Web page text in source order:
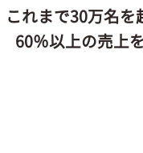
これまで30万名を
60％以上の売上